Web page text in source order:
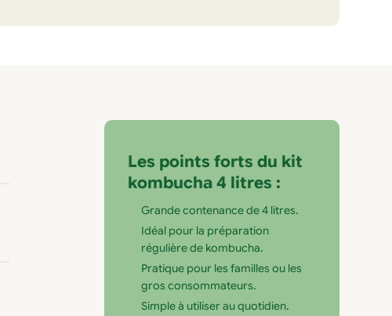
Les points forts du kit
kombucha 4 litres :
Grande contenance de 4 litres.
Idéal pour la préparation
régulière de kombucha.
Pratique pour les familles ou les
gros consommateurs.
Simple à utiliser au quotidien.